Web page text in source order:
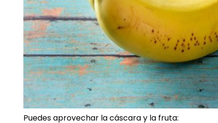
Puedes aprovechar la cáscara y la fruta: